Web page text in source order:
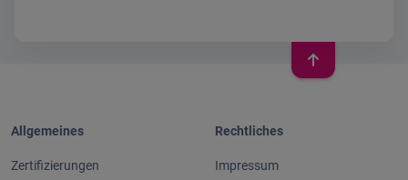
Allgemeines
Zertifizierungen
Rechtliches
Impressum